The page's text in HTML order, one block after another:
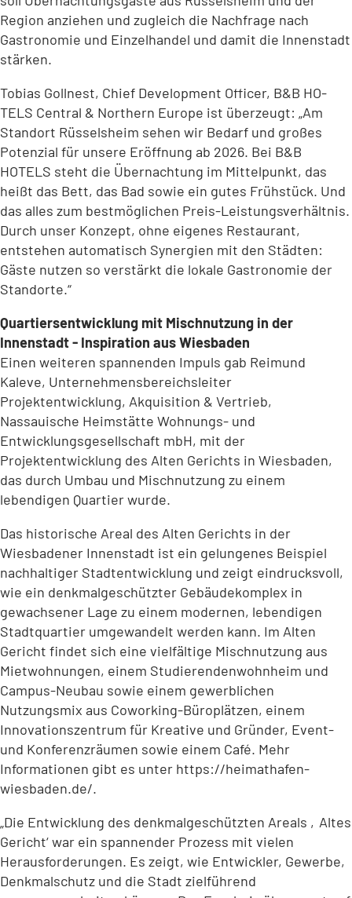
Region anziehen und zugleich die Nachfrage nach
Gastronomie und Einzelhandel und damit die Innenstadt
stärken.
Tobias Gollnest, Chief Development Officer, B&B HO-
TELS Central & Northern Europe ist überzeugt: „Am
Standort Rüsselsheim sehen wir Bedarf und großes
Potenzial für unsere Eröffnung ab 2026. Bei B&B
HOTELS steht die Übernachtung im Mittelpunkt, das
heißt das Bett, das Bad sowie ein gutes Frühstück. Und
das alles zum bestmöglichen Preis-Leistungsverhältnis.
Durch unser Konzept, ohne eigenes Restaurant,
entstehen automatisch Synergien mit den Städten:
Gäste nutzen so verstärkt die lokale Gastronomie der
Standorte.“
Quartiersentwicklung mit Mischnutzung in der
Innenstadt - Inspiration aus Wiesbaden
Einen weiteren spannenden Impuls gab Reimund
Kaleve, Unternehmensbereichsleiter
Projektentwicklung, Akquisition & Vertrieb,
Nassauische Heimstätte Wohnungs- und
Entwicklungsgesellschaft mbH, mit der
Projektentwicklung des Alten Gerichts in Wiesbaden,
das durch Umbau und Mischnutzung zu einem
lebendigen Quartier wurde.
Das historische Areal des Alten Gerichts in der
Wiesbadener Innenstadt ist ein gelungenes Beispiel
nachhaltiger Stadtentwicklung und zeigt eindrucksvoll,
wie ein denkmalgeschützter Gebäudekomplex in
gewachsener Lage zu einem modernen, lebendigen
Stadtquartier umgewandelt werden kann. Im Alten
Gericht findet sich eine vielfältige Mischnutzung aus
Mietwohnungen, einem Studierendenwohnheim und
Campus-Neubau sowie einem gewerblichen
Nutzungsmix aus Coworking-Büroplätzen, einem
Innovationszentrum für Kreative und Gründer, Event-
und Konferenzräumen sowie einem Café. Mehr
Informationen gibt es unter https://heimathafen-
wiesbaden.de/.
„Die Entwicklung des denkmalgeschützten Areals ‚Altes
Gericht‘ war ein spannender Prozess mit vielen
Herausforderungen. Es zeigt, wie Entwickler, Gewerbe,
Denkmalschutz und die Stadt zielführend